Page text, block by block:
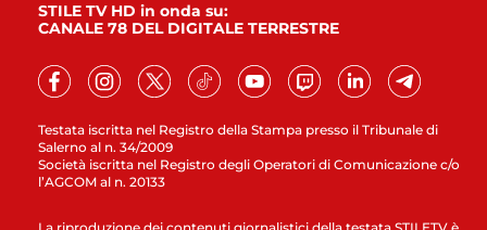
Testata iscritta nel Registro della Stampa presso il Tribunale di
Salerno al n. 34/2009
Società iscritta nel Registro degli Operatori di Comunicazione c/o
l’AGCOM al n. 20133
STILE TV HD in onda su:
CANALE 78 DEL DIGITALE TERRESTRE